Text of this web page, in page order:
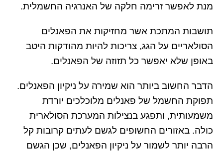
מנת לאפשר זרימה חלקה של האנרגיה החשמלית.
תושבות המתכת אשר מחזיקות את הפאנלים
הסולאריים על הגג, צריכות להיות מהודקות היטב
באופן שלא יאפשר כל תזוזה של הפאנלים.
הדבר החשוב ביותר הוא שמירה על ניקיון הפאנלים.
תפוקת החשמל של פאנלים מלוכלכים יורדת
משמעותית, ותפגע בנצילות המערכת הסולארית
כולה. באזורים החשופים לגשם לעתים קרובות קל
הרבה יותר לשמור על ניקיון הפאנלים, שכן הגשם